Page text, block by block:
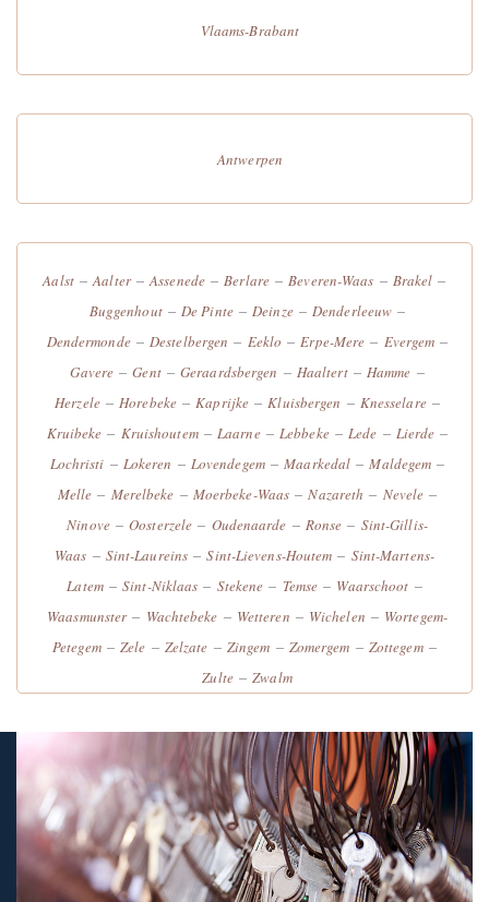
Vlaams-Brabant
Antwerpen
Aalst–Aalter–Assenede–Berlare–Beveren-Waas – Brakel –
Buggenhout–De Pinte–Deinze–Denderleeuw –
Dendermonde–Destelbergen – Eeklo –Erpe-Mere – Evergem –
Gavere –Gent–Geraardsbergen – Haaltert– Hamme –
Herzele–Horebeke–Kaprijke –Kluisbergen – Knesselare–
Kruibeke – Kruishoutem–Laarne–Lebbeke–Lede – Lierde –
Lochristi – Lokeren – Lovendegem–Maarkedal –Maldegem –
Melle – Merelbeke – Moerbeke-Waas –Nazareth – Nevele –
Ninove–Oosterzele – Oudenaarde – Ronse – Sint-Gillis-
Waas – Sint-Laureins –Sint-Lievens-Houtem – Sint-Martens-
Latem–Sint-Niklaas – Stekene – Temse – Waarschoot –
Waasmunster– Wachtebeke – Wetteren – Wichelen – Wortegem-
Petegem–Zele – Zelzate – Zingem – Zomergem – Zottegem–
Zulte–Zwalm